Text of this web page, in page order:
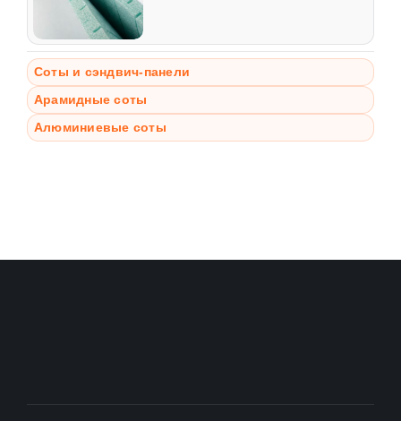
Соты и сэндвич-панели
Арамидные соты
Алюминиевые соты